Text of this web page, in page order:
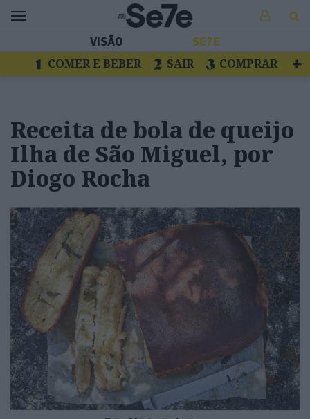
VISÃO SE7E
COMER E BEBER SAIR
COMPRAR
Receita de bola de queijo
Ilha de São Miguel, por
Diogo Rocha